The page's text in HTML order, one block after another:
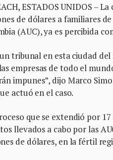
ESTADOS UNIDOS –
de dólares a familiares
(AUC), ya es percibida
tribunal en esta ciudad
empresas de todo el
impunes”, dijo Marco
actuó en el caso.
que se extendió por
llevados a cabo por las
de dólares, en la fértil